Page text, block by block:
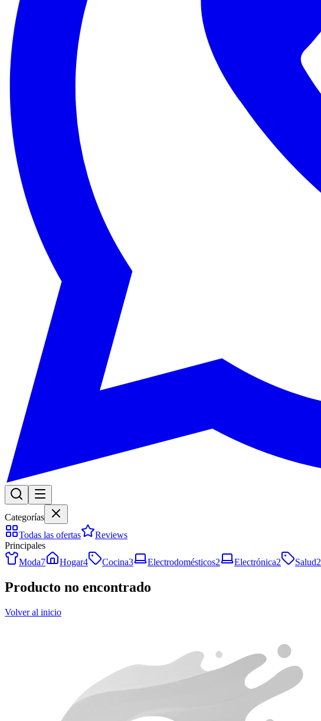
Categorías
Todas las ofertas
Reviews
Principales
Moda7 Hogar4 Cocina3 Electrodomésticos2 Electrónica2 Salud2
Producto no encontrado
Volver al inicio